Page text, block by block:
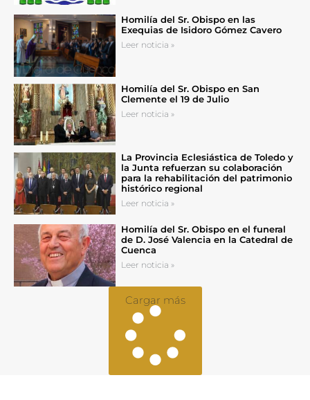
Homilía del Sr. Obispo en las
Exequias de Isidoro Gómez Cavero
Leer noticia »
Homilía del Sr. Obispo en San
Clemente el 19 de Julio
Leer noticia »
La Provincia Eclesiástica de Toledo y
la Junta refuerzan su colaboración
para la rehabilitación del patrimonio
histórico regional
Leer noticia »
Homilía del Sr. Obispo en el funeral
de D. José Valencia en la Catedral de
Cuenca
Leer noticia »
Cargar más